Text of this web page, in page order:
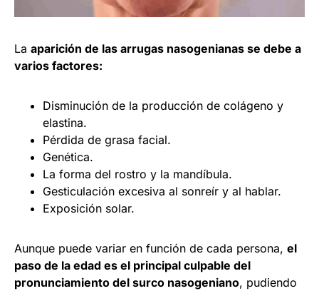
La aparición de las arrugas nasogenianas se debe a
varios factores:
Disminución de la producción de colágeno y
elastina.
Pérdida de grasa facial.
Genética.
La forma del rostro y la mandíbula.
Gesticulación excesiva al sonreír y al hablar.
Exposición solar.
Aunque puede variar en función de cada persona, el
paso de la edad es el principal culpable del
pronunciamiento del surco nasogeniano, pudiendo